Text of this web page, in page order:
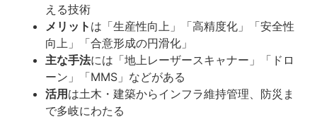
える技術
メリット は「生産性向上」「高精度化」「安全性
向上」「合意形成の円滑化」
主な手法には「地上レーザースキャナー」「ドロ
ーン」「MMS」などがある
活用は土木・建築からインフラ維持管理、防災ま
で多岐にわたる